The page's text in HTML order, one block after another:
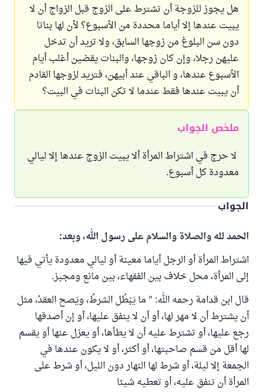
هل يجوز للزوجة أن تشترط على الزوج قبل الزواج أن لا
يبيت عندها إلا أياما محددة من الأسبوع؟ لأن لها بناتا
دون سن البلوغ من زوجها السابق، ولا تريد أن تدخل
عليهن رجلا، وإن كان زوجها، والبنات يقضين أغلب أيام
الأسبوع عندها، و الباقي عند أبيهن، فتريد لزوجها القادم
أن يبيت عندها فقط عندما لا تكن البنات في البيت؟
ملخص الجواب
لا حرج في اشتراط المرأة ألا يبيت الزوج عندها إلا ليالي
معدودة كل أسبوع.
الجواب
الحمد لله والصلاة والسلام على رسول الله، وبعد:
اشتراط المرأة أو الرجل أياما معينة أو ليالي معدودة يأتي فيها
إلى المرأة، محل خلاف بين الفقهاء، بين مانع ومجيز.
قال ابن قدامة رحمه الله: " ما يَبْطُل الشرطُ، ويَصح العقدُ، مثل
أن يشترط أن لا مهر لها، أو أن لا ينفق عليها، أو إن أصدقها
رجع عليها، أو تشترط عليه أن لا يطأها، أو يعزل عنها أو يقسم
لها أقل من قسم صاحبتها، أو أكثر، أو لا يكون عندها في
الجمعة إلا ليلة، أو شرط لها النهار دون الليل، أو شرط على
المرأة أن تنفق عليه، أو تعطيه شيئا